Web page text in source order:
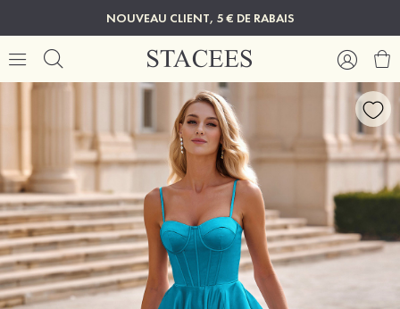
NOUVEAU CLIENT, 5 € DE RABAIS